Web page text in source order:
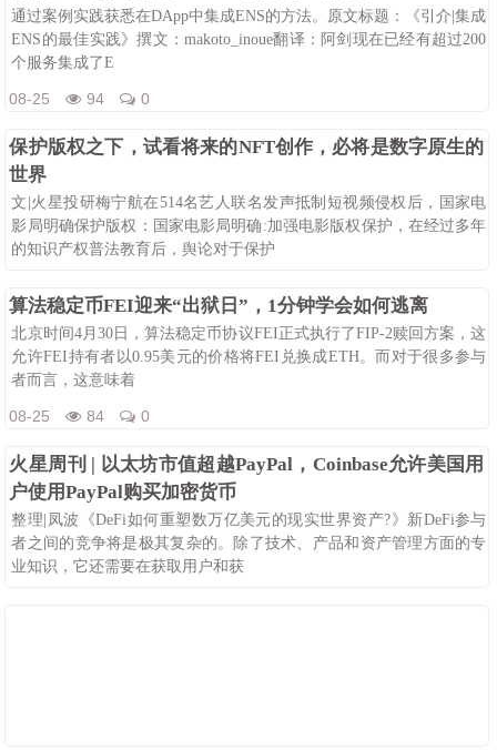
通过案例实践获悉在DApp中集成ENS的方法。原文标题：《引介|集成
ENS的最佳实践》撰文：makoto_inoue翻译：阿剑现在已经有超过200
个服务集成了E
08-25 94 0
保护版权之下，试看将来的NFT创作，必将是数字原生的
世界
文|火星投研梅宁航在514名艺人联名发声抵制短视频侵权后，国家电
影局明确保护版权：国家电影局明确:加强电影版权保护，在经过多年
的知识产权普法教育后，舆论对于保护
算法稳定币FEI迎来“出狱日”，1分钟学会如何逃离
北京时间4月30日，算法稳定币协议FEI正式执行了FIP-2赎回方案，这
允许FEI持有者以0.95美元的价格将FEI兑换成ETH。而对于很多参与
者而言，这意味着
08-25 84 0
火星周刊 | 以太坊市值超越PayPal，Coinbase允许美国用
户使用PayPal购买加密货币
整理|凤波《DeFi如何重塑数万亿美元的现实世界资产?》新DeFi参与
者之间的竞争将是极其复杂的。除了技术、产品和资产管理方面的专
业知识，它还需要在获取用户和获